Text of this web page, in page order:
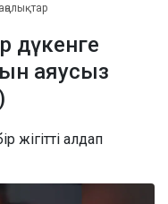
дүкенге
аяусыз
жігітті алдап